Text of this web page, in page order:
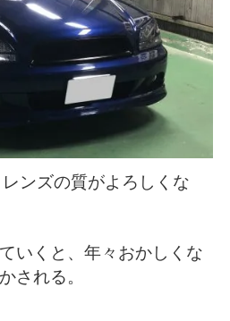
ンズの質がよろしくな
いくと、年々おかしくな
される。